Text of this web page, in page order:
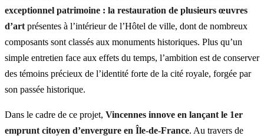
exceptionnel patrimoine : la restauration de plusieurs œuvres
d’art présentes à l’intérieur de l’Hôtel de ville, dont de nombreux
composants sont classés aux monuments historiques. Plus qu’un
simple entretien face aux effets du temps, l’ambition est de conserver
des témoins précieux de l’identité forte de la cité royale, forgée par
son passée historique.
Dans le cadre de ce projet, Vincennes innove en lançant le 1er
emprunt citoyen d’envergure en Île-de-France. Au travers de